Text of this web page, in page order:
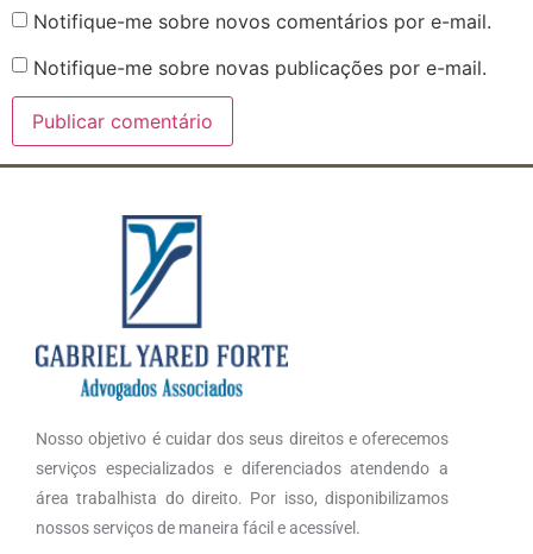
Notifique-me sobre novos comentários por e-mail.
Notifique-me sobre novas publicações por e-mail.
Nosso objetivo é cuidar dos seus direitos e oferecemos
serviços especializados e diferenciados atendendo a
área trabalhista do direito. Por isso, disponibilizamos
nossos serviços de maneira fácil e acessível.